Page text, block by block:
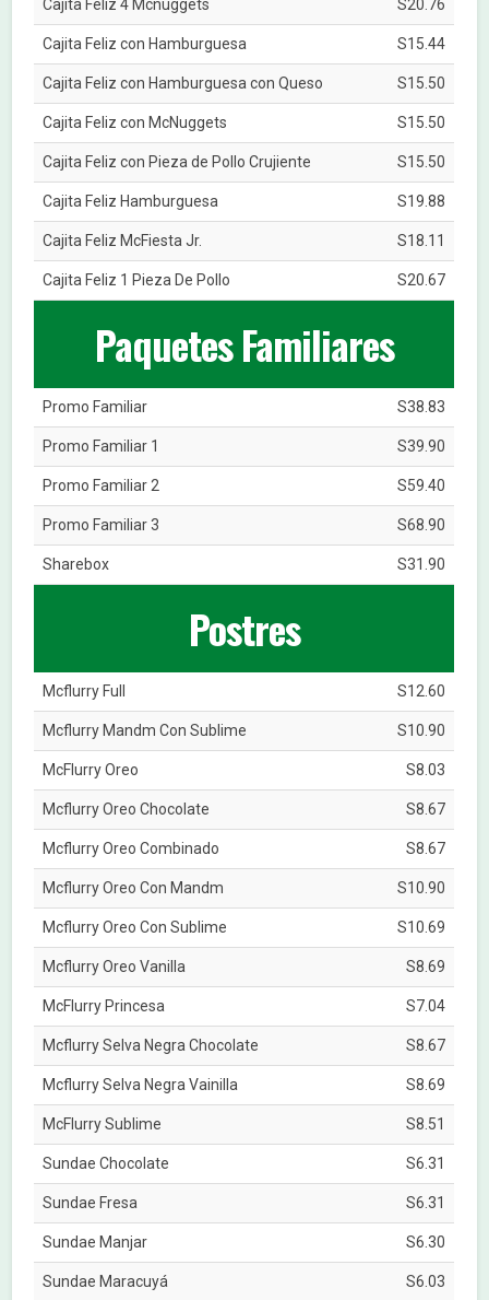
Cajita Feliz 4 Mcnuggets S20.76
Cajita Feliz con Hamburguesa S15.44
Cajita Feliz con Hamburguesa con Queso S15.50
Cajita Feliz con McNuggets S15.50
Cajita Feliz con Pieza de Pollo Crujiente S15.50
Cajita Feliz Hamburguesa S19.88
Cajita Feliz McFiesta Jr. S18.11
Cajita Feliz 1 Pieza De Pollo S20.67
Paquetes Familiares
Promo Familiar S38.83
Promo Familiar 1 S39.90
Promo Familiar 2 S59.40
Promo Familiar 3 S68.90
Sharebox S31.90
Postres
Mcflurry Full S12.60
Mcflurry Mandm Con Sublime S10.90
McFlurry Oreo S8.03
Mcflurry Oreo Chocolate S8.67
Mcflurry Oreo Combinado S8.67
Mcflurry Oreo Con Mandm S10.90
Mcflurry Oreo Con Sublime S10.69
Mcflurry Oreo Vanilla S8.69
McFlurry Princesa S7.04
Mcflurry Selva Negra Chocolate S8.67
Mcflurry Selva Negra Vainilla S8.69
McFlurry Sublime S8.51
Sundae Chocolate S6.31
Sundae Fresa S6.31
Sundae Manjar S6.30
Sundae Maracuyá S6.03